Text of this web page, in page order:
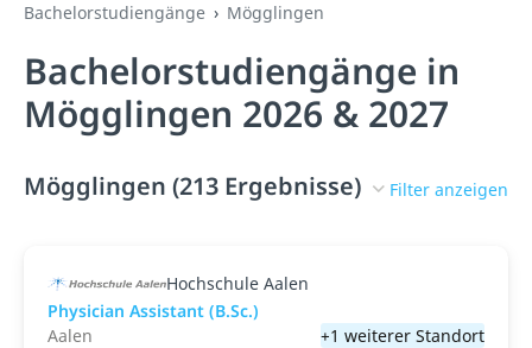
Bachelorstudiengänge Mögglingen
Bachelorstudiengänge in
Mögglingen 2026 & 2027
Mögglingen (213 Ergebnisse) Filter anzeigen
Hochschule Aalen
Physician Assistant (B.Sc.)
Aalen
+1 weiterer Standort